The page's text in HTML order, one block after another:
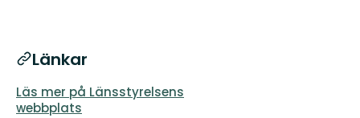
Länkar
Läs mer på Länsstyrelsens
webbplats